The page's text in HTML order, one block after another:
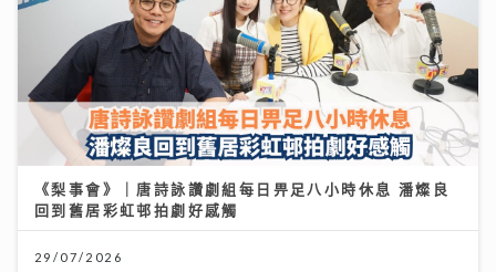
《梨事會》｜唐詩詠讚劇組每日畀足八小時休息 潘燦良
回到舊居彩虹邨拍劇好感觸
29/07/2026